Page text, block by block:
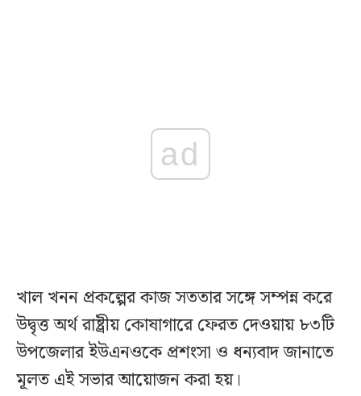
ad
খাল খনন প্রকল্পের কাজ সততার সঙ্গে সম্পন্ন করে
উদ্বৃত্ত অর্থ রাষ্ট্রীয় কোষাগারে ফেরত দেওয়ায় ৮৩টি
উপজেলার ইউএনওকে প্রশংসা ও ধন্যবাদ জানাতে
মূলত এই সভার আয়োজন করা হয়।